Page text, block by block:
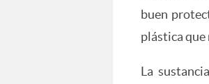
buen
plástica que
La